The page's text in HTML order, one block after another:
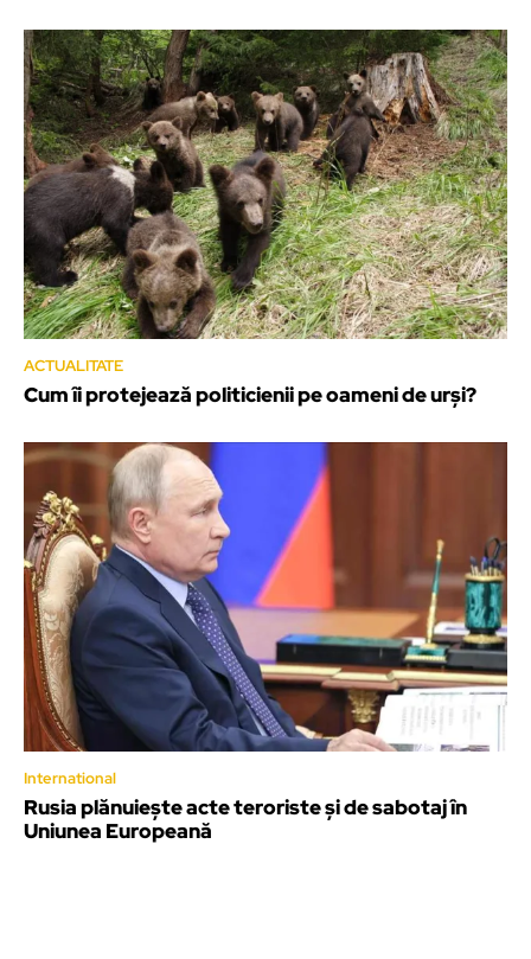
ACTUALITATE
Cum îi protejează politicienii pe oameni de urși?
International
Rusia plănuiește acte teroriste și de sabotaj în
Uniunea Europeană